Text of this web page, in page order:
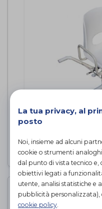
Sedia girevole
diIntermed
PROVA E
La tua privacy, al
posto
Noi, insieme ad alcuni
cookie o strumenti
dal punto di vista tecnico e,
obiettivi legati a
utente, analisi statistiche e
pubblicità
cookie policy